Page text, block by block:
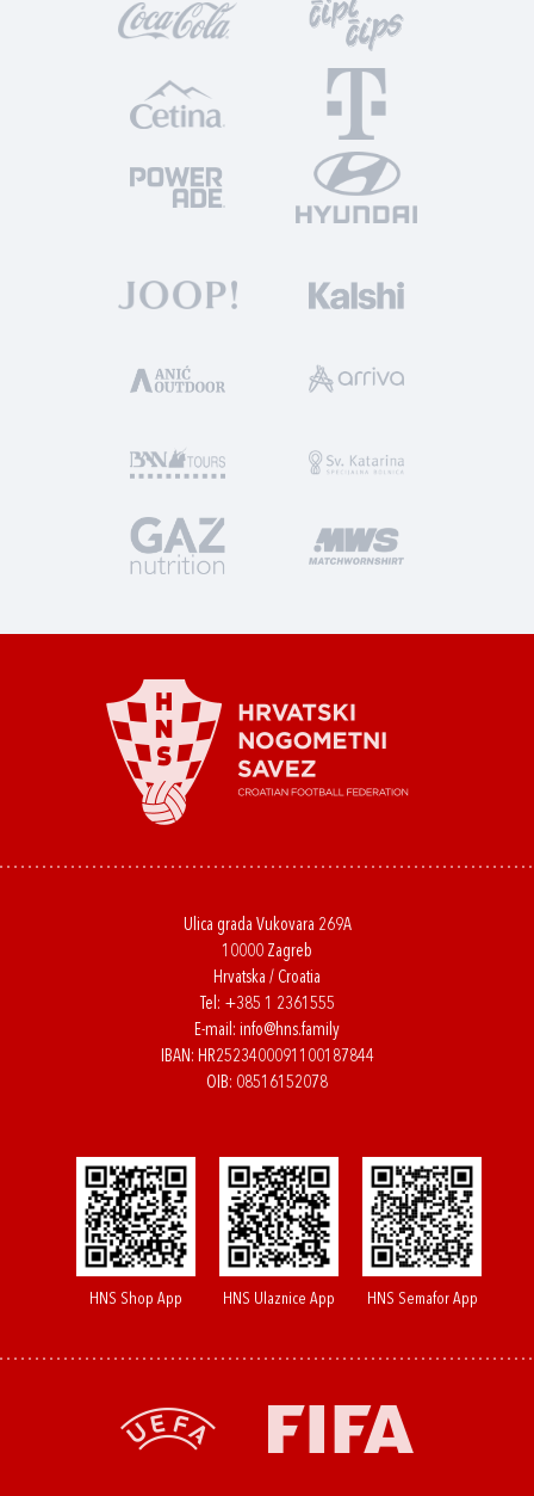
Ulica grada Vukovara 269A
10000 Zagreb
Hrvatska / Croatia
Tel: +385 1 2361555
E-mail: info@hns.family
IBAN: HR2523400091100187844
OIB: 08516152078
HNS Shop App HNS Ulaznice App HNS Semafor App